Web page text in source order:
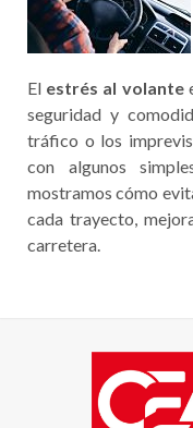
El estrés al volante
seguridad y
tráfico o los
con algunos
mostramos cómo
cada trayecto,
carretera.